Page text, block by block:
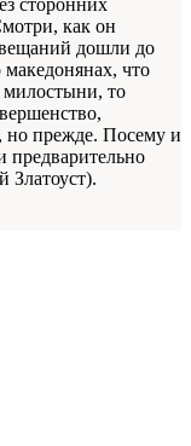
сторонних
как он
дошли до
македонянах, что
то
но прежде. Посему и
предварительно
Златоуст).